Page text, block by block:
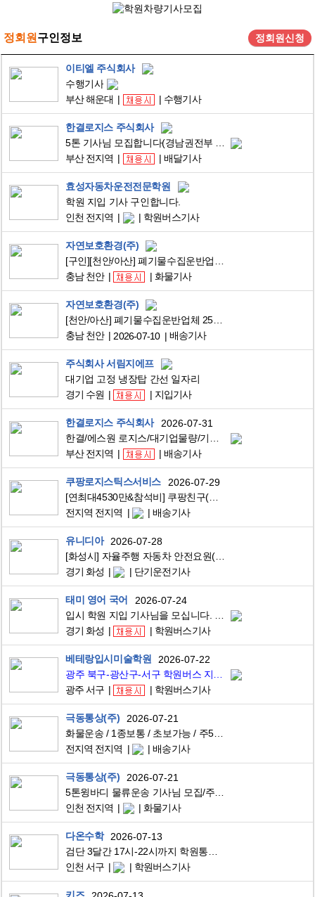
정회원 구인정보 정회원신청
이티엘 주식회사
수행기사
부산 해운대
수행기사
한결로지스 주식회사
부산 전지역
배달기사
효성자동차운전전문학원
학원 지입 기사 구인합니다.
인천 전지역
학원버스기사
자연보호환경(주)
충남 천안
화물기사
자연보호환경(주)
충남 천안
2026-07-10 배송기사
주식회사 서림지에프
대기업 고정 냉장탑 간선 일자리
경기 수원
지입기사
한결로지스 주식회사
2026-07-31
부산 전지역
배송기사
쿠팡로지스틱스서비스
2026-07-29
전지역 전지역
배송기사
유니디아
2026-07-28
경기 화성
단기운전기사
태미 영어 국어
2026-07-24
경기 화성
학원버스기사
베테랑입시미술학원
2026-07-22
광주 서구
학원버스기사
극동통상(주)
2026-07-21
화물운송 / 1종보통 / 초보가능 / 주5일 / 초기비용X / 상하차X / 최소매출보장제도 /
전지역 전지역
배송기사
극동통상(주)
2026-07-21
인천 전지역
화물기사
다온수학
2026-07-13
인천 서구
학원버스기사